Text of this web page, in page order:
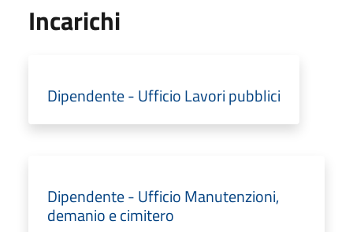
Incarichi
Dipendente - Ufficio Lavori pubblici
Dipendente - Ufficio Manutenzioni,
demanio e cimitero